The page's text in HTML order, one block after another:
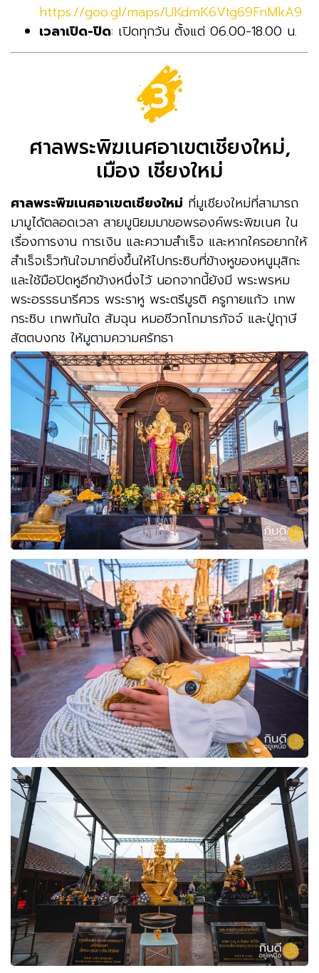
https://goo.gl/maps/UKdmK6Vtg69FnMkA9
เวลาเปิด-ปิด: เปิดทุกวัน ตั้งแต่ 06.00-18.00 น.
ศาลพระพิฆเนศอาเขตเชียงใหม่,
เมือง เชียงใหม่
ศาลพระพิฆเนศอาเขตเชียงใหม่ ที่มูเชียงใหม่ที่สามารถ
มามูได้ตลอดเวลา สายมูนิยมมาขอพรองค์พระพิฆเนศ ใน
เรื่องการงาน การเงิน และความสำเร็จ และหากใครอยากให้
สำเร็จเร็วทันใจมากยิ่งขึ้นให้ไปกระซิบที่ข้างหูของหนูมุสิกะ
และใช้มือปิดหูอีกข้างหนึ่งไว้ นอกจากนี้ยังมี พระพรหม
พระอรรธนารีศวร พระราหู พระตรีมูรติ ครูกายแก้ว เทพ
กระซิบ เทพทันใด ส้มฉุน หมอชีวกโกมารภัจจ์ และปู่ฤาษี
สัตตบงกช ให้มูตามความศรัทธา